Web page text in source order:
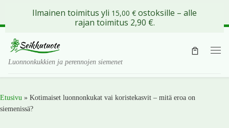
Skip to content
Luonnonkukkien ja perennojen siemenet
Etusivu » Kotimaiset luonnonkukat vai koristekasvit – mitä eroa on
siemenissä?
Ilmainen toimitus yli 15,00 € ostoksille – alle
rajan toimitus 2,90 €.